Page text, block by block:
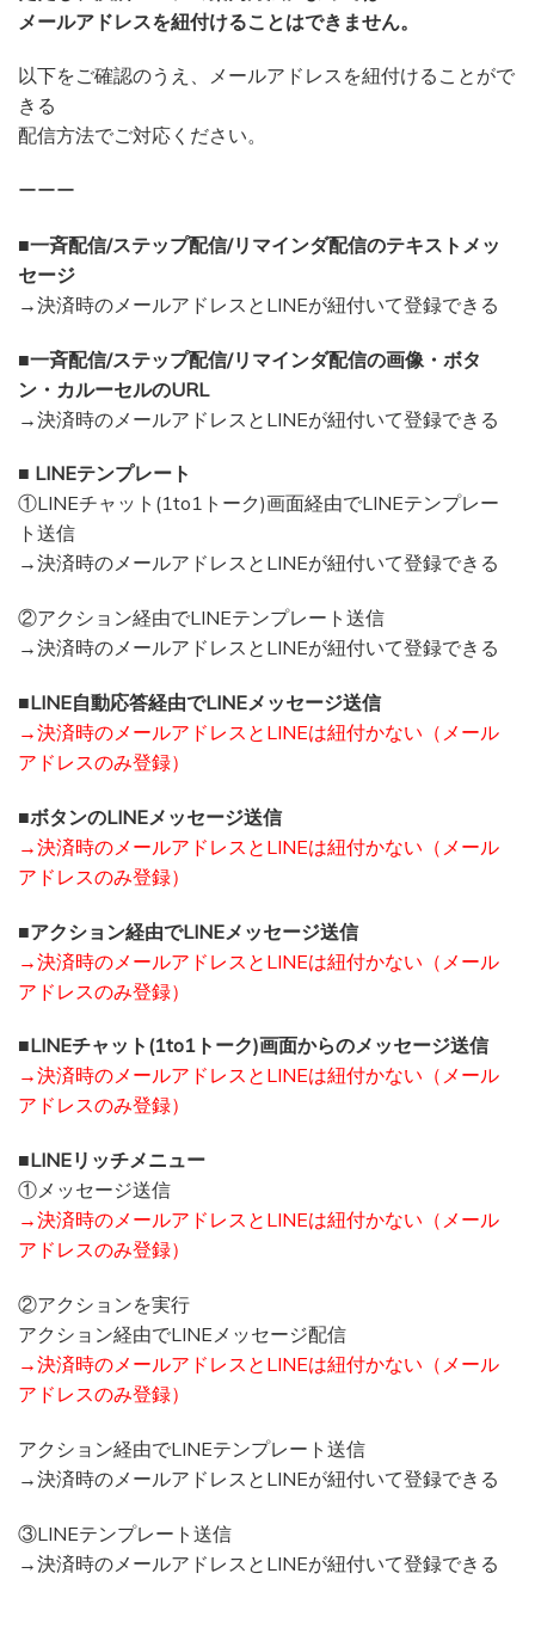
メールアドレスを紐付けることはできません。
以下をご確認のうえ、メールアドレスを紐付けることがで
きる
配信方法でご対応ください。
ーーー
■一斉配信/ステップ配信/リマインダ配信のテキストメッ
セージ
→決済時のメールアドレスとLINEが紐付いて登録できる
■一斉配信/ステップ配信/リマインダ配信の画像・ボタ
ン・カルーセルのURL
→決済時のメールアドレスとLINEが紐付いて登録できる
■ LINEテンプレート
①LINEチャット(1to1トーク)画面経由でLINEテンプレー
ト送信
→決済時のメールアドレスとLINEが紐付いて登録できる
②アクション経由でLINEテンプレート送信
→決済時のメールアドレスとLINEが紐付いて登録できる
■LINE自動応答経由でLINEメッセージ送信
→決済時のメールアドレスとLINEは紐付かない（メール
アドレスのみ登録）
■ボタンのLINEメッセージ送信
→決済時のメールアドレスとLINEは紐付かない（メール
アドレスのみ登録）
■アクション経由でLINEメッセージ送信
→決済時のメールアドレスとLINEは紐付かない（メール
アドレスのみ登録）
■LINEチャット(1to1トーク)画面からのメッセージ送信
→決済時のメールアドレスとLINEは紐付かない（メール
アドレスのみ登録）
■LINEリッチメニュー
①メッセージ送信
→決済時のメールアドレスとLINEは紐付かない（メール
アドレスのみ登録）
②アクションを実行
アクション経由でLINEメッセージ配信
→決済時のメールアドレスとLINEは紐付かない（メール
アドレスのみ登録）
アクション経由でLINEテンプレート送信
→決済時のメールアドレスとLINEが紐付いて登録できる
③LINEテンプレート送信
→決済時のメールアドレスとLINEが紐付いて登録できる